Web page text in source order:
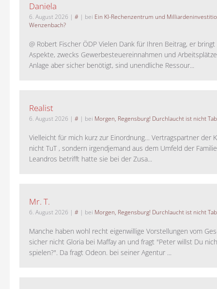
Daniela
6. August 2026 | # | bei Ein KI-Rechenzentrum und
Wenzenbach?
@ Robert Fischer ÖDP Vielen Dank für Ihren Beitrag, er
Aspekte, zwecks Gewerbesteuereinnahmen und
Anlage aber sicher benötigt, sind unendliche Ressour...
Realist
6. August 2026 | # | bei Morgen, Regensburg! Durchlaucht ist nicht
Vielleicht für mich kurz zur Einordnung… Vertragspartner der
nicht TuT , sondern irgendjemand aus dem Umfeld der
Leandros betrifft hatte sie bei der Zusa...
Mr. T.
6. August 2026 | # | bei Morgen, Regensburg! Durchlaucht ist nicht
Manche haben wohl recht eigenwillige Vorstellungen vom
sicher nicht Gloria bei Maffay an und fragt "Peter willst Du
spielen?". Da fragt Odeon. bei seiner Agentur ...